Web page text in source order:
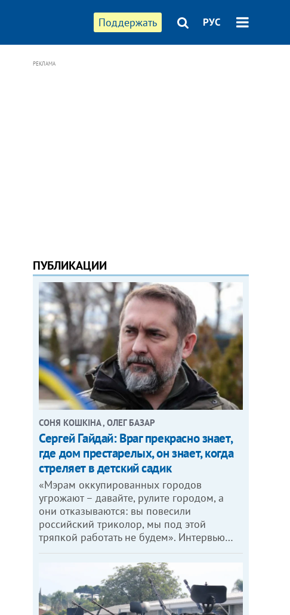
Поддержать РУС
РЕКЛАМА
ПУБЛИКАЦИИ
СОНЯ КОШКІНА , ОЛЕГ БАЗАР
Сергей Гайдай: Враг прекрасно знает,
где дом престарелых, он знает, когда
стреляет в детский садик
«Мэрам оккупированных городов
угрожают – давайте, рулите городом, а
они отказываются: вы повесили
российский триколор, мы под этой
тряпкой работать не будем». Интервью…